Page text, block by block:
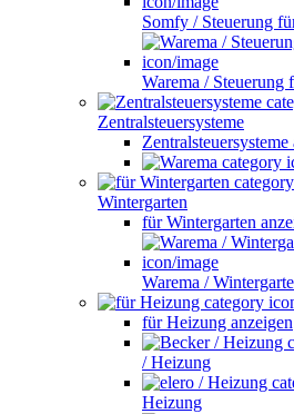
Somfy / Steuerung
Warema / Steuerung
Zentralsteuersysteme
Zentralsteuersysteme
Wintergarten
für Wintergarten
Warema /
für Heizung anzeigen
/ Heizung
Heizung